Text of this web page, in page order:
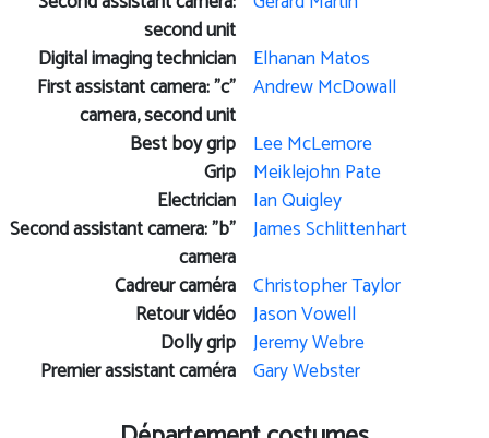
second unit
Digital imaging technician Elhanan Matos
First assistant camera: "c"
camera, second unit
Andrew McDowall
Best boy grip Lee McLemore
Grip Meiklejohn Pate
Electrician Ian Quigley
Second assistant camera: "b"
camera
James Schlittenhart
Cadreur caméra Christopher Taylor
Retour vidéo Jason Vowell
Dolly grip Jeremy Webre
Premier assistant caméra Gary Webster